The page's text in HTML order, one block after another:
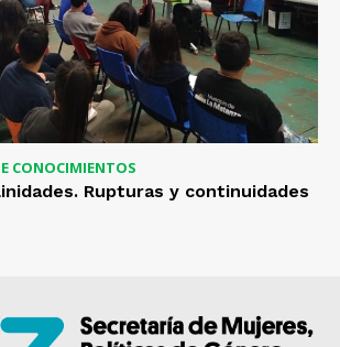
CONOCIMIENTOS
Rupturas y continuidades